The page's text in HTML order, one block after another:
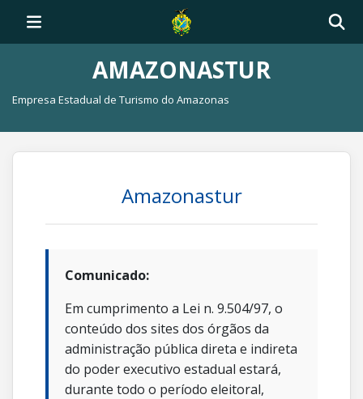
AMAZONASTUR
Empresa Estadual de Turismo do Amazonas
Amazonastur
Comunicado:
Em cumprimento a Lei n. 9.504/97, o
conteúdo dos sites dos órgãos da
administração pública direta e indireta
do poder executivo estadual estará,
durante todo o período eleitoral,